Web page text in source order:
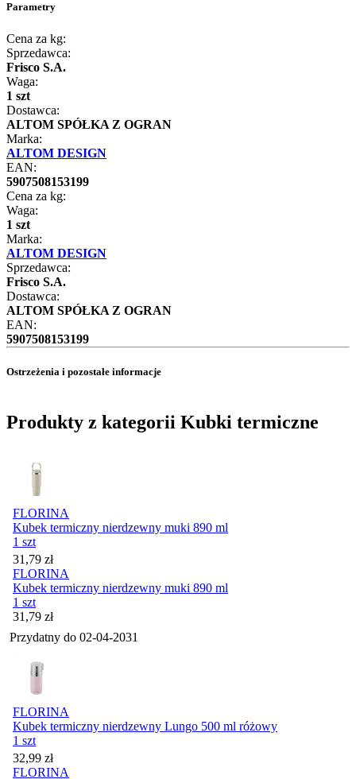
Parametry
Cena za kg:
Sprzedawca:
Frisco S.A.
Waga:
1 szt
Dostawca:
ALTOM SPÓŁKA Z OGRAN
Marka:
ALTOM DESIGN
EAN:
5907508153199
Cena za kg:
Waga:
1 szt
Marka:
ALTOM DESIGN
Sprzedawca:
Frisco S.A.
Dostawca:
ALTOM SPÓŁKA Z OGRAN
EAN:
5907508153199
Ostrzeżenia i pozostałe informacje
Produkty z kategorii Kubki termiczne
FLORINA
Kubek termiczny nierdzewny muki 890 ml
1 szt
Cena
31,79 zł
FLORINA
Kubek termiczny nierdzewny muki 890 ml
1 szt
Cena
31,79 zł
Przydatny do 02-04-2031
FLORINA
Kubek termiczny nierdzewny Lungo 500 ml różowy
1 szt
Cena
32,99 zł
FLORINA